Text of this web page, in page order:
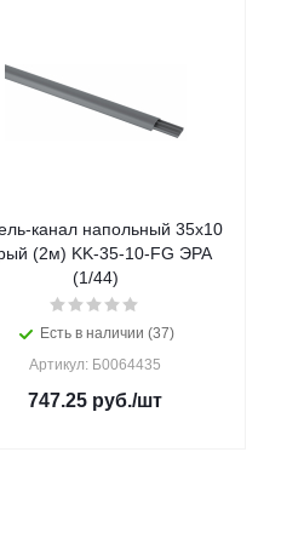
канал напольный 35х10
(2м) KK-35-10-FG ЭРА
(1/44)
Есть в наличии (37)
Артикул: Б0064435
747.25 руб./шт